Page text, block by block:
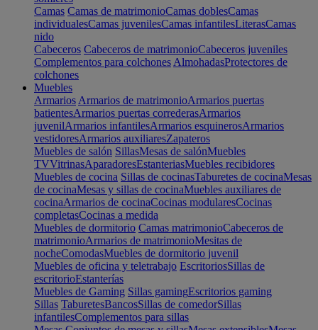
Camas Camas de matrimonioCamas doblesCamas
individualesCamas juvenilesCamas infantilesLiterasCamas
nido
Cabeceros Cabeceros de matrimonioCabeceros juveniles
Complementos para colchones AlmohadasProtectores de
colchones
Muebles
Armarios Armarios de matrimonioArmarios puertas
batientesArmarios puertas correderasArmarios
juvenilArmarios infantilesArmarios esquinerosArmarios
vestidoresArmarios auxiliaresZapateros
Muebles de salón SillasMesas de salónMuebles
TVVitrinasAparadoresEstanteriasMuebles recibidores
Muebles de cocina Sillas de cocinasTaburetes de cocinaMesas
de cocinaMesas y sillas de cocinaMuebles auxiliares de
cocinaArmarios de cocinaCocinas modularesCocinas
completasCocinas a medida
Muebles de dormitorio Camas matrimonioCabeceros de
matrimonioArmarios de matrimonioMesitas de
nocheComodasMuebles de dormitorio juvenil
Muebles de oficina y teletrabajo EscritoriosSillas de
escritorioEstanterías
Muebles de Gaming Sillas gamingEscritorios gaming
Sillas TaburetesBancosSillas de comedorSillas
infantilesComplementos para sillas